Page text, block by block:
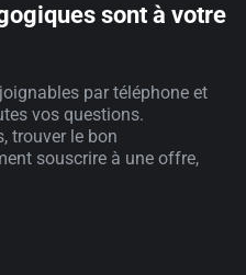
sont à votre
par téléphone et
vos questions.
trouver le bon
souscrire à une offre,